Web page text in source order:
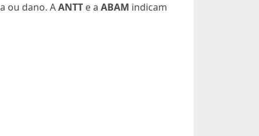
ou dano. AANTT e a ABAM indicam